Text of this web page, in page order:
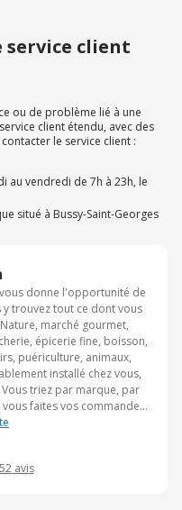
donne l'opportunité de
trouvez tout ce dont vous
marché gourmet,
épicerie fine, boisson,
puériculture, animaux,
installé chez vous,
triez par marque, par
faites vos commandes
accorde un minimum de
produits est payable par
MasterCard...) et le
commande. Houra pense
52 avis
service client
ou de problème lié à une
client étendu, avec des
le service client :
au vendredi de 7h à 23h, le
situé à Bussy-Saint-Georges